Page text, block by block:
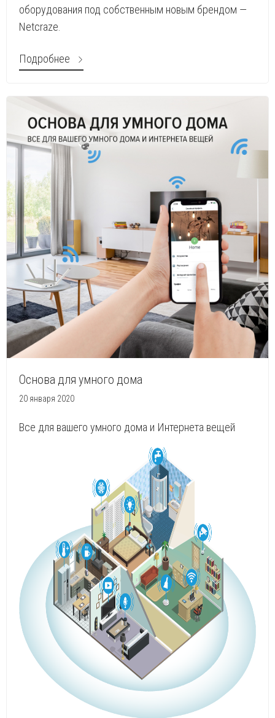
оборудования под собственным новым брендом —
Netcraze.
Подробнее
Основа для умного дома
20 января 2020
Все для вашего умного дома и Интернета вещей